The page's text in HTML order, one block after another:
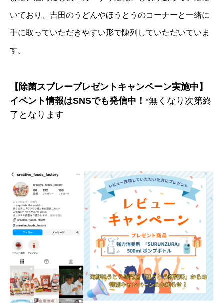
いており、吉田のうどんやほうとうのコーナーと一緒に
手に取っていただきやすい形で陳列していただいていま
す。
【除菌スプレープレゼントキャンペーン実施中】
イベント情報はSNSでも発信中！ *無くなり次第終
了となります